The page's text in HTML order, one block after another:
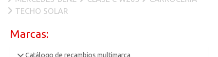
TECHO SOLAR
Marcas:
Catálogo de recambios multimarca